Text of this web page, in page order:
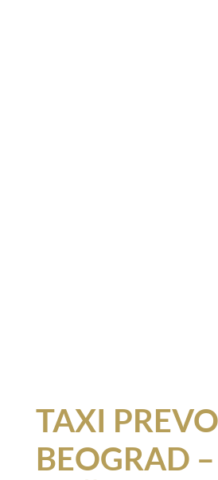
TAXI
BEOGRAD –